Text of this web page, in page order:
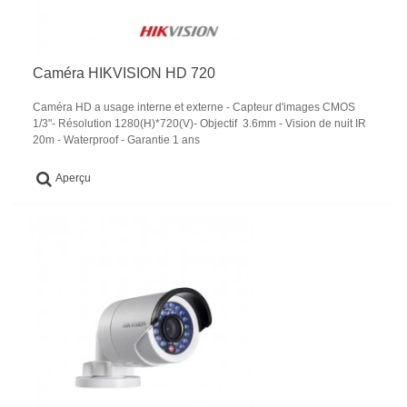
Caméra HIKVISION HD 720
Caméra HD a usage interne et externe - Capteur d'images CMOS
1/3"- Résolution 1280(H)*720(V)- Objectif 3.6mm - Vision de nuit IR
20m - Waterproof - Garantie 1 ans
Aperçu